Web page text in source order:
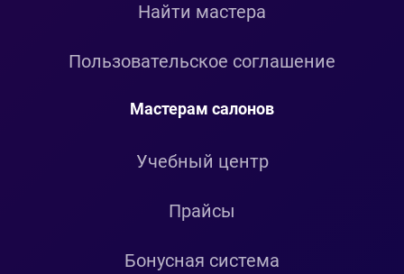
Найти мастера
Пользовательское соглашение
Мастерам салонов
Учебный центр
Прайсы
Бонусная система